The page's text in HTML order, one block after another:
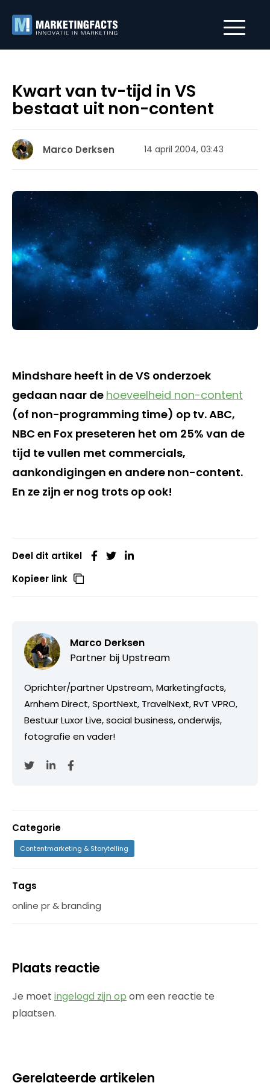
Kwart van tv-tijd in VS
bestaat uit non-content
Marco Derksen 14 april 2004, 03:43
Mindshare heeft in de VS onderzoek
gedaan naar de hoeveelheid non-content
(of non-programming time) op tv. ABC,
NBC en Fox preseteren het om 25% van de
tijd te vullen met commercials,
aankondigingen en andere non-content.
En ze zijn er nog trots op ook!
Deel dit artikel
Kopieer link
Marco Derksen
Partner bij Upstream
Oprichter/partner Upstream, Marketingfacts,
Arnhem Direct, SportNext, TravelNext, RvT VPRO,
Bestuur Luxor Live, social business, onderwijs,
fotografie en vader!
Categorie
Contentmarketing & Storytelling
Tags
online pr & branding
Plaats reactie
Je moet ingelogd zijn op om een reactie te
plaatsen.
Gerelateerde artikelen